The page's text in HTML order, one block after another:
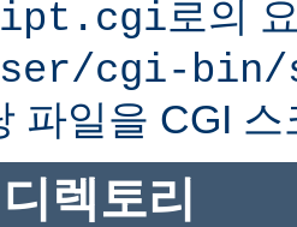
로의
cgi-
파일을 CGI
렉토리